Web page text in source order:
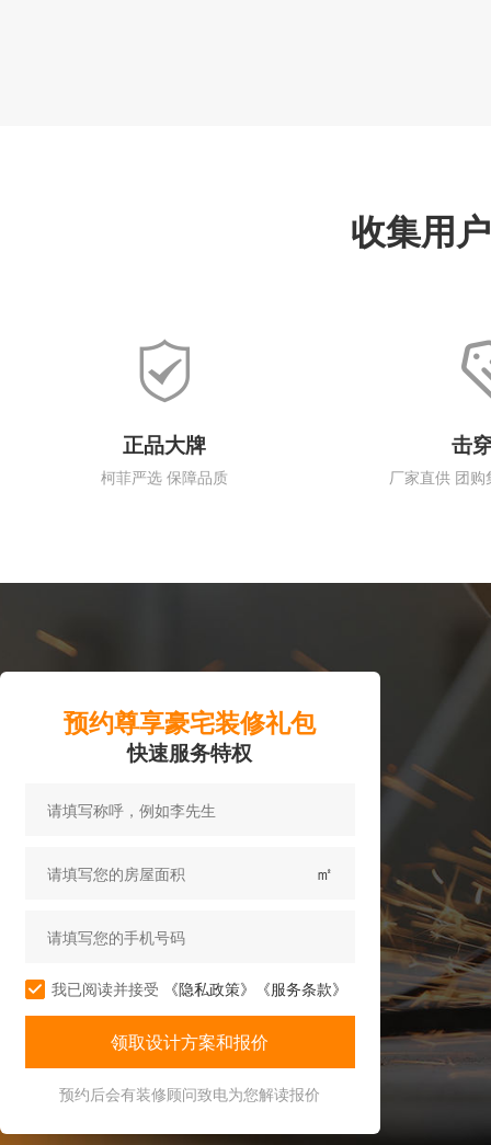
收集用
正品大牌
柯菲严选 保障品质
击
厂家直供 团购
预约尊享豪宅装修礼包
快速服务特权
㎡
我已阅读并接受 《隐私政策》 《服务条款》
预约后会有装修顾问致电为您解读报价